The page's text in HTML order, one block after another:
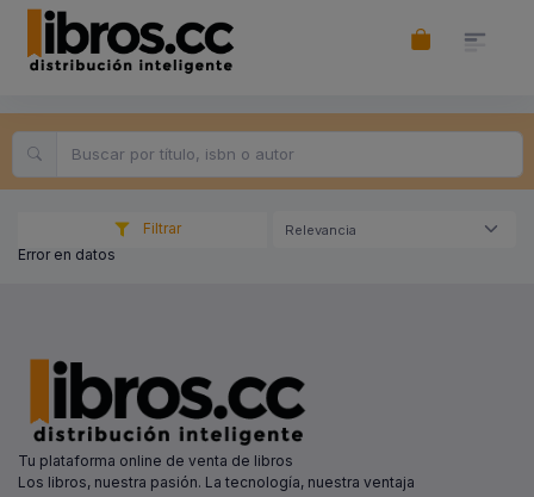
Filtrar Relevancia
Error en datos
Tu plataforma online de venta de libros
Los libros, nuestra pasión. La tecnología, nuestra ventaja